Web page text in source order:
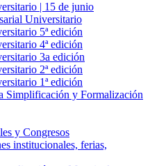
| 15 de junio
Universitario
5ª edición
4ª edición
3a edición
2ª edición
1ª edición
Simplificación y Formalización
y Congresos
institucionales, ferias,